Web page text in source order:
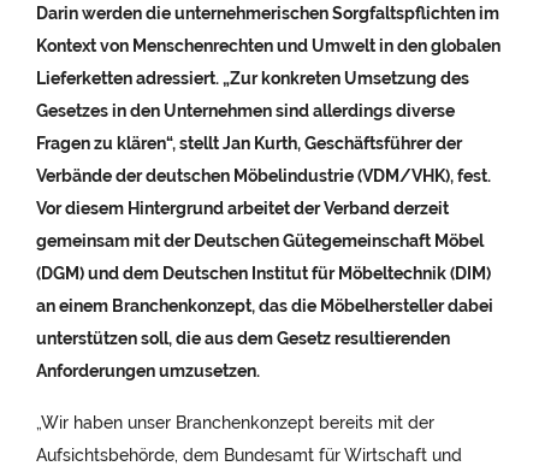
Darin werden die unternehmerischen Sorgfaltspflichten im
Kontext von Menschenrechten und Umwelt in den globalen
Lieferketten adressiert. „Zur konkreten Umsetzung des
Gesetzes in den Unternehmen sind allerdings diverse
Fragen zu klären“, stellt Jan Kurth, Geschäftsführer der
Verbände der deutschen Möbelindustrie (VDM/VHK), fest.
Vor diesem Hintergrund arbeitet der Verband derzeit
gemeinsam mit der Deutschen Gütegemeinschaft Möbel
(DGM) und dem Deutschen Institut für Möbeltechnik (DIM)
an einem Branchenkonzept, das die Möbelhersteller dabei
unterstützen soll, die aus dem Gesetz resultierenden
Anforderungen umzusetzen.
„Wir haben unser Branchenkonzept bereits mit der
Aufsichtsbehörde, dem Bundesamt für Wirtschaft und